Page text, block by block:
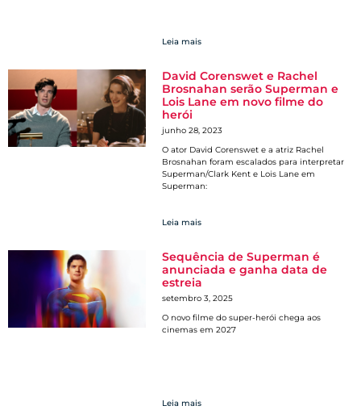
Leia mais
David Corenswet e Rachel
Brosnahan serão Superman e
Lois Lane em novo filme do
herói
junho 28, 2023
O ator David Corenswet e a atriz Rachel
Brosnahan foram escalados para interpretar
Superman/Clark Kent e Lois Lane em
Superman:
Leia mais
Sequência de Superman é
anunciada e ganha data de
estreia
setembro 3, 2025
O novo filme do super-herói chega aos
cinemas em 2027
Leia mais